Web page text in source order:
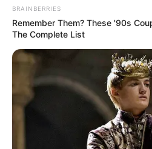
BRAINBERRIES
Remember Them? These '90s
The Complete List